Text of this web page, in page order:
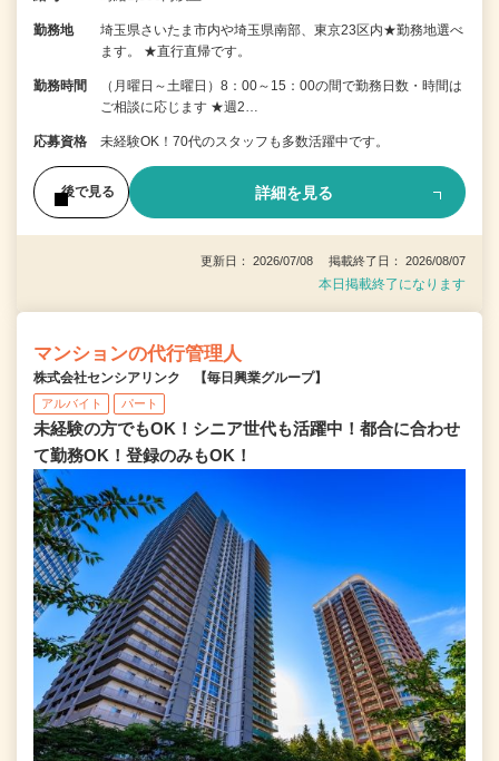
勤務地
埼玉県さいたま市内や埼玉県南部、東京23区内★勤務地選べ
ます。 ★直行直帰です。
勤務時間
（月曜日～土曜日）8：00～15：00の間で勤務日数・時間は
ご相談に応じます ★週2…
応募資格 未経験OK！70代のスタッフも多数活躍中です。
後で見る 詳細を見る
更新日： 2026/07/08 掲載終了日： 2026/08/07
本日掲載終了になります
マンションの代行管理人
株式会社センシアリンク 【毎日興業グループ】
アルバイト パート
未経験の方でもOK！シニア世代も活躍中！都合に合わせ
て勤務OK！登録のみもOK！